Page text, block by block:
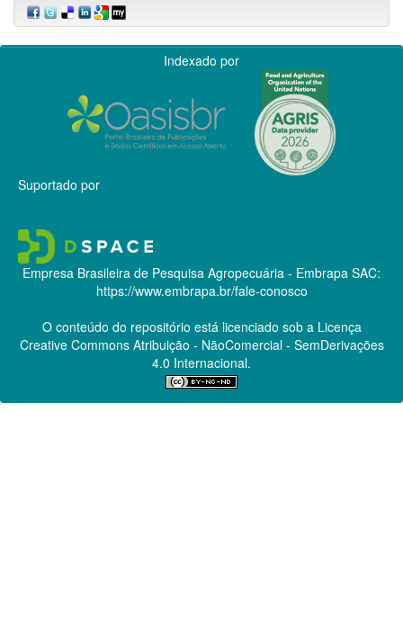
Indexado por
Suportado por
Empresa Brasileira de Pesquisa Agropecuária - Embrapa SAC:
https://www.embrapa.br/fale-conosco
O conteúdo do repositório está licenciado sob a Licença
Creative CommonsAtribuição - NãoComercial - SemDerivações
4.0 Internacional.